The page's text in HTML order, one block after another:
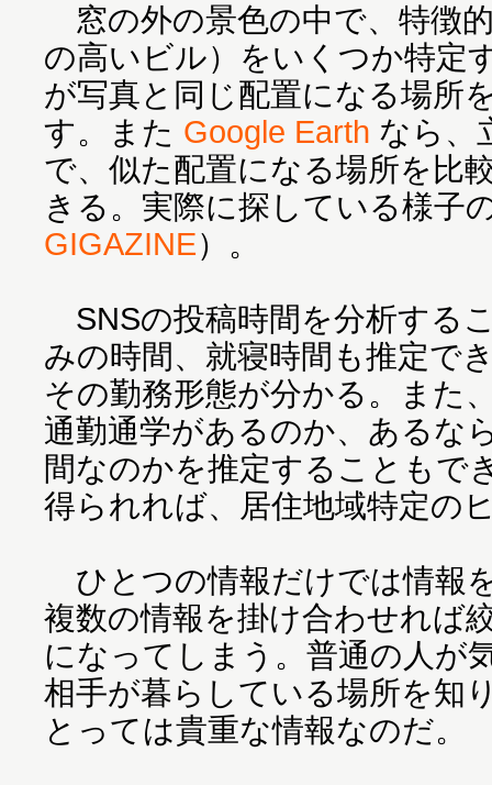
窓の外の景色の中で、特徴
の高いビル）をいくつか特定
が写真と同じ配置になる場所
す。また Google Earth なら、
で、似た配置になる場所を比
きる。実際に探している様子
GIGAZINE）。
SNSの投稿時間を分析する
みの時間、就寝時間も推定で
その勤務形態が分かる。また
通勤通学があるのか、あるな
間なのかを推定することもで
得られれば、居住地域特定の
ひとつの情報だけでは情報
複数の情報を掛け合わせれば
になってしまう。普通の人が
相手が暮らしている場所を知
とっては貴重な情報なのだ。